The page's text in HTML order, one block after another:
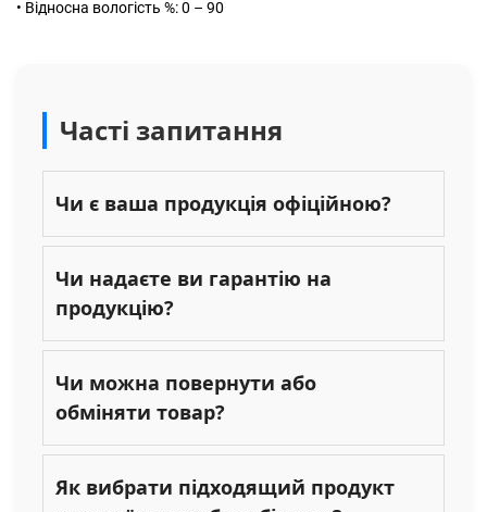
• Відносна вологість %: 0 – 90
Часті запитання
Чи є ваша продукція офіційною?
Чи надаєте ви гарантію на
продукцію?
Чи можна повернути або
обміняти товар?
Як вибрати підходящий продукт